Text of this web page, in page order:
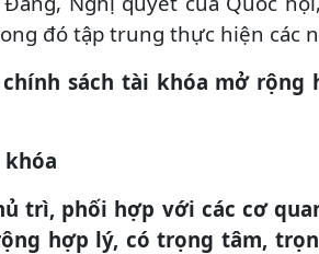
đó tập trung thực hiện các
sách tài khóa mở
khóa
trì, phối hợp với các cơ
hợp lý, có trọng tâm,